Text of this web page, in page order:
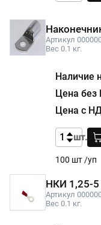
Артикул
Вес 0.1 кг.
100 шт /уп
шт.
НКИ 1,25-5
Артикул
Вес 0.1 кг.